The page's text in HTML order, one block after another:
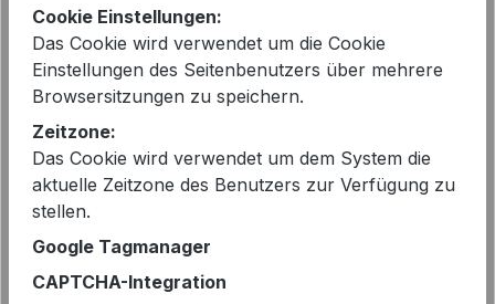
Regulärer Preis:
299,95 €
Preise inkl. MwSt. zzgl. Versandkosten
Sofort verfügbar, Lieferzeit: 2-5 Tage
Größe auswählen
S - 36
L - 40
Cookie Einstellungen:
Das Cookie wird verwendet um die Cookie
Einstellungen des Seitenbenutzers über mehrere
Browsersitzungen zu speichern.
Zeitzone:
Das Cookie wird verwendet um dem System die
aktuelle Zeitzone des Benutzers zur Verfügung zu
stellen.
Google Tagmanager
CAPTCHA-Integration